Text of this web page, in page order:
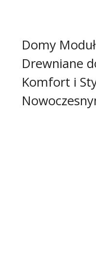
Domy
Drewniane
Komfort i